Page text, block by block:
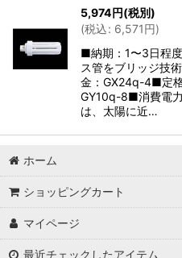
5,974円(税別)
(税込: 6,571円)
■納期：1〜3日程
ス管をブリッジ技
金：GX24q-4■定
GY10q-8■消費電
は、太陽に近…
ホーム
ショッピングカート
マイページ
最近チェックしたアイテム